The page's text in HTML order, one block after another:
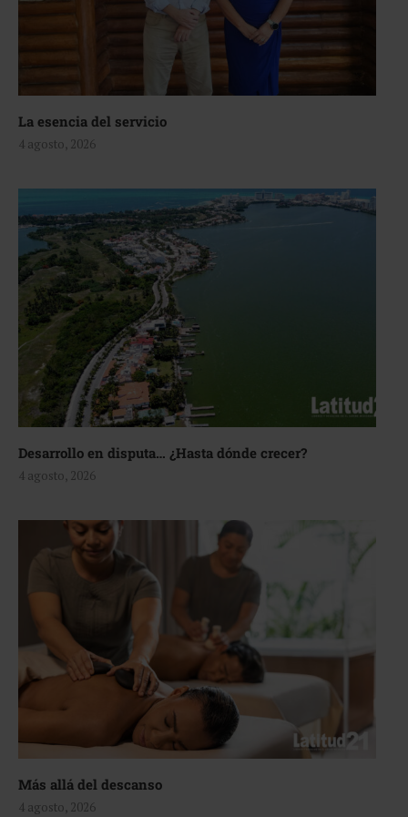
La esencia del servicio
4 agosto, 2026
Desarrollo en disputa… ¿Hasta dónde crecer?
4 agosto, 2026
Más allá del descanso
4 agosto, 2026